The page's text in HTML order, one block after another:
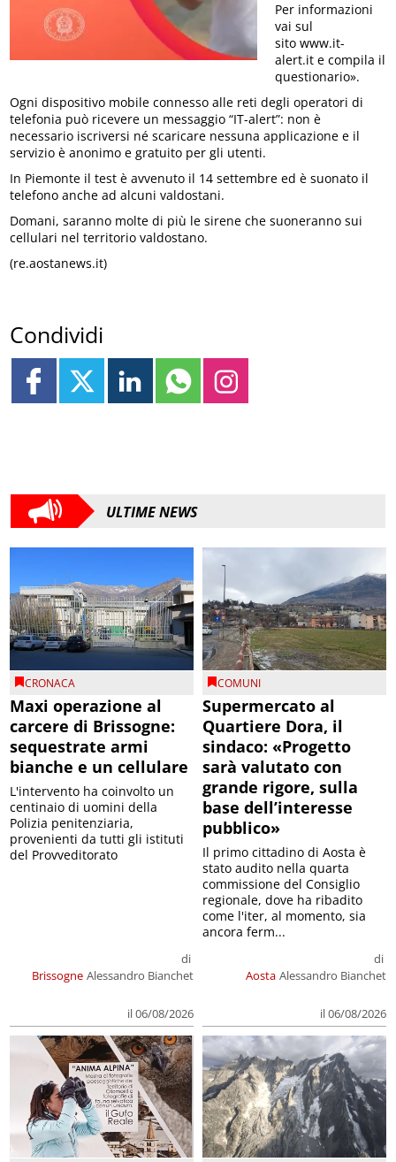
Per informazioni
vai sul
sito www.it-
alert.it e compila il
questionario».
Ogni dispositivo mobile connesso alle reti degli operatori di
telefonia può ricevere un messaggio “IT-alert”: non è
necessario iscriversi né scaricare nessuna applicazione e il
servizio è anonimo e gratuito per gli utenti.
In Piemonte il test è avvenuto il 14 settembre ed è suonato il
telefono anche ad alcuni valdostani.
Domani, saranno molte di più le sirene che suoneranno sui
cellulari nel territorio valdostano.
(re.aostanews.it)
Condividi
ULTIME NEWS
CRONACA
Maxi operazione al
carcere di Brissogne:
sequestrate armi
bianche e un cellulare
Brissogne
di
Alessandro Bianchet
il 06/08/2026
L'intervento ha coinvolto un
centinaio di uomini della
Polizia penitenziaria,
provenienti da tutti gli istituti
del Provveditorato
COMUNI
Supermercato al
Quartiere Dora, il
sindaco: «Progetto
sarà valutato con
grande rigore, sulla
base dell’interesse
pubblico»
Aosta
di
Alessandro Bianchet
il 06/08/2026
Il primo cittadino di Aosta è
stato audito nella quarta
commissione del Consiglio
regionale, dove ha ribadito
come l'iter, al momento, sia
ancora ferm...